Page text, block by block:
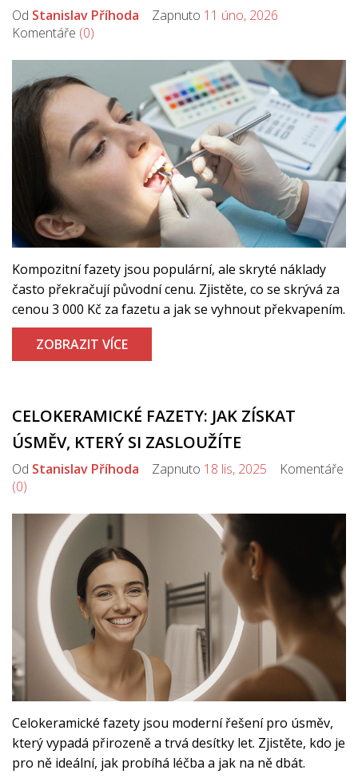
Od Stanislav Příhoda Zapnuto 11 úno, 2026
Komentáře (0)
Kompozitní fazety jsou populární, ale skryté náklady
často překračují původní cenu. Zjistěte, co se skrývá za
cenou 3 000 Kč za fazetu a jak se vyhnout překvapením.
ZOBRAZIT VÍCE
CELOKERAMICKÉ FAZETY: JAK ZÍSKAT
ÚSMĚV, KTERÝ SI ZASLOUŽÍTE
Od Stanislav Příhoda Zapnuto 18 lis, 2025 Komentáře
(0)
Celokeramické fazety jsou moderní řešení pro úsměv,
který vypadá přirozeně a trvá desítky let. Zjistěte, kdo je
pro ně ideální, jak probíhá léčba a jak na ně dbát.